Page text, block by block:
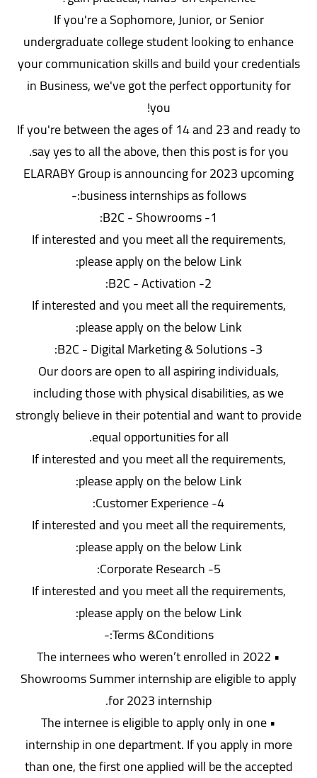
If you're a Sophomore, Junior, or Senior
undergraduate college student looking to enhance
your communication skills and build your credentials
in Business, we've got the perfect opportunity for
you!
If you're between the ages of 14 and 23 and ready to
say yes to all the above, then this post is for you.
ELARABY Group is announcing for 2023 upcoming
business internships as follows:-
1- B2C - Showrooms:
If interested and you meet all the requirements,
please apply on the below Link:
2- B2C - Activation:
If interested and you meet all the requirements,
please apply on the below Link:
3- B2C - Digital Marketing & Solutions:
Our doors are open to all aspiring individuals,
including those with physical disabilities, as we
strongly believe in their potential and want to provide
equal opportunities for all.
If interested and you meet all the requirements,
please apply on the below Link:
4- Customer Experience:
If interested and you meet all the requirements,
please apply on the below Link:
5- Corporate Research:
If interested and you meet all the requirements,
please apply on the below Link:
Terms &Conditions:-
• The internees who weren’t enrolled in 2022
Showrooms Summer internship are eligible to apply
for 2023 internship.
• The internee is eligible to apply only in one
internship in one department. If you apply in more
than one, the first one applied will be the accepted